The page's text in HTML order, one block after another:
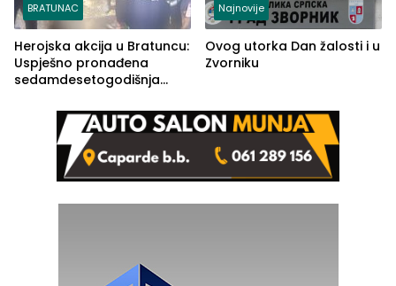
BRATUNAC
Herojska akcija u Bratuncu:
Uspješno pronađena
sedamdesetogodišnja
Kravice.
Najnovije
Ovog utorka Dan žalosti i u
Zvorniku